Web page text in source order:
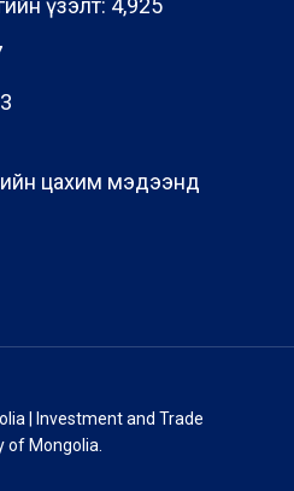
үзэлт: 4,925
цахим мэдээнд
| Investment and Trade
of Mongolia.